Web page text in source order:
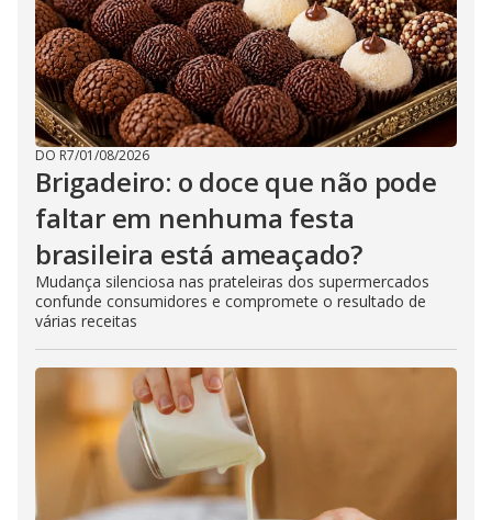
DO R7/01/08/2026
Brigadeiro: o doce que não pode
faltar em nenhuma festa
brasileira está ameaçado?
Mudança silenciosa nas prateleiras dos supermercados
confunde consumidores e compromete o resultado de
várias receitas